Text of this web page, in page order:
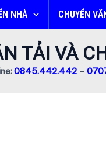
NHÀ CHUYỂN
TẢI VÀ
0845.442.442–